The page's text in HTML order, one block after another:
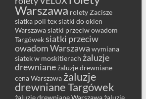
Warszawa rolety Zacisze
siatka poll tex siatki do okien
Warszawa siatki przeciw owadom
Targówek siatki przeciw
owadom Warszawa wymiana
siatek w moskitierach żaluzje
drewniane żaluzje drewniane
cena Warszawa żaluzje
drewniane Targówek
żaluzje drewniane Warszawa żaluzje